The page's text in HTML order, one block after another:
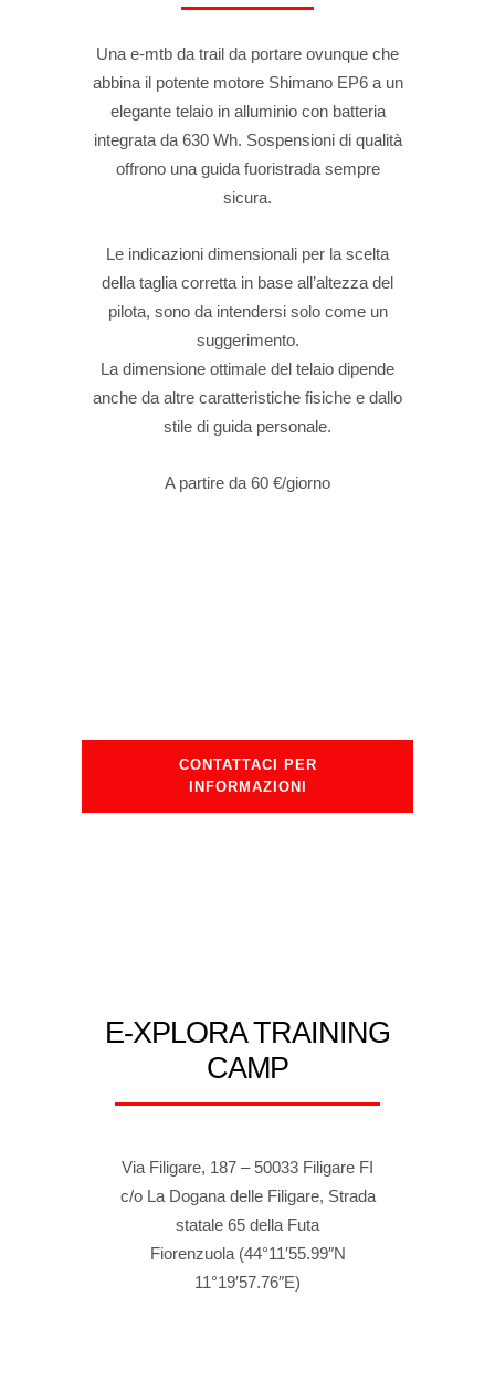
Una e-mtb da trail da portare ovunque che
abbina il potente motore Shimano EP6 a un
elegante telaio in alluminio con batteria
integrata da 630 Wh. Sospensioni di qualità
offrono una guida fuoristrada sempre
sicura.
Le indicazioni dimensionali per la scelta
della taglia corretta in base all’altezza del
pilota, sono da intendersi solo come un
suggerimento.
La dimensione ottimale del telaio dipende
anche da altre caratteristiche fisiche e dallo
stile di guida personale.
A partire da 60 €/giorno
CONTATTACI PER
INFORMAZIONI
E-XPLORA TRAINING
CAMP
Via Filigare, 187 – 50033 Filigare FI
c/o La Dogana delle Filigare, Strada
statale 65 della Futa
Fiorenzuola (44°11′55.99″N
11°19′57.76″E)